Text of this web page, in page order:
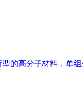
的高分子材料，单